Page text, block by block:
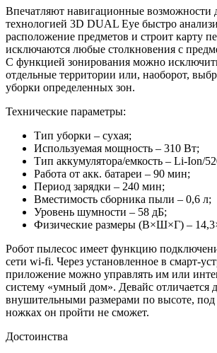
Впечатляют навигационные возможности
технологией 3D DUAL Eye быстро
расположение предметов и строит карту
исключаются любые столкновения с
С функцией зонирования можно
отдельные территории или, наоборот,
уборки определенных зон.
Технические параметры:
Тип уборки – сухая;
Используемая мощность – 310 Вт;
Тип аккумулятора/емкость – Li-Ion/
Работа от акк. батареи – 90 мин;
Период зарядки – 240 мин;
Вместимость сборника пыли – 0,6 л;
Уровень шумности – 58 дБ;
Физические размеры (В×Ш×Г) –
Робот пылесос имеет функцию
сети wi-fi. Через установленное в смарт-
приложение можно управлять им или
систему «умный дом». Девайс отличается
внушительными размерами по высоте,
ножках он пройти не сможет.
Достоинства